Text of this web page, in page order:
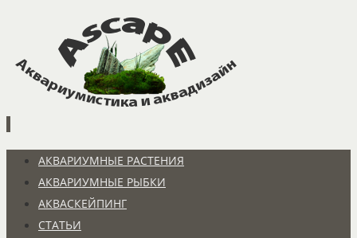
содержимому
Перейти
содержимому
АКВАРИУМНЫЕ РАСТЕНИЯ
АКВАРИУМНЫЕ РЫБКИ
АКВАСКЕЙПИНГ
СТАТЬИ